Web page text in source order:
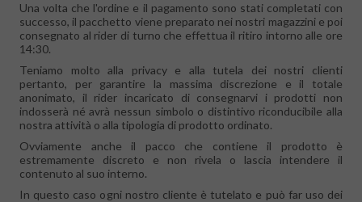
Una volta che l'ordine e il pagamento sono stati completati con
successo, il pacchetto viene preparato nei nostri magazzini e poi
consegnato al rider di turno che effettua il ritiro intorno alle ore
14:30.
Teniamo molto alla privacy e alla tutela dei nostri clienti
pertanto, per garantire la massima discrezione e il totale
anonimato, il rider incaricato di consegnarvi i prodotti non
indosserà né avrà nessun simbolo o distintivo riconducibile alla
nostra attività o alla tipologia di prodotto ordinato.
Ovviamente anche il pacco che contiene il prodotto è
estremamente discreto e non rivela o lascia intendere il
contenuto al suo interno.
In questo caso ogni nostro cliente è tutelato e può far uso dei